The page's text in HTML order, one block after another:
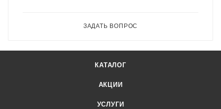
ЗАДАТЬ ВОПРОС
КАТАЛОГ
АКЦИИ
УСЛУГИ